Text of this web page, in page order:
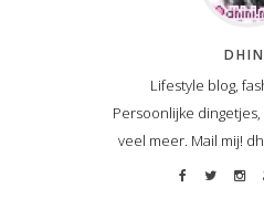
Lifestyle blog,
Persoonlijke
veel meer. Mail mij!